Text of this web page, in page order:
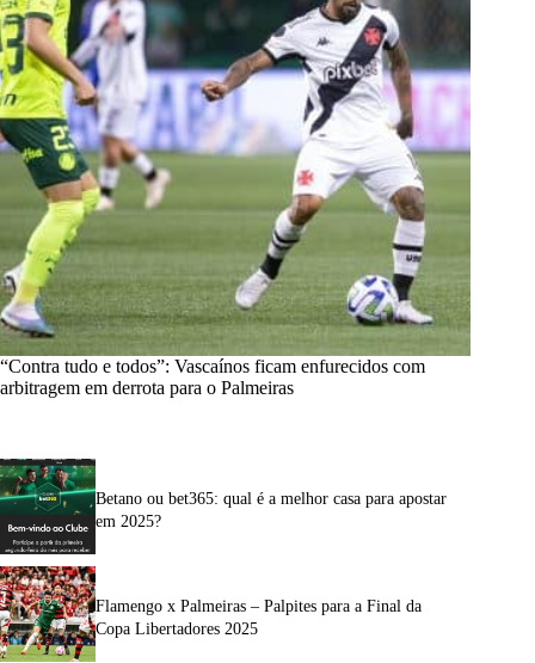
“Contra tudo e todos”: Vascaínos ficam enfurecidos com
arbitragem em derrota para o Palmeiras
Betano ou bet365: qual é a melhor casa para apostar
em 2025?
Flamengo x Palmeiras – Palpites para a Final da
Copa Libertadores 2025